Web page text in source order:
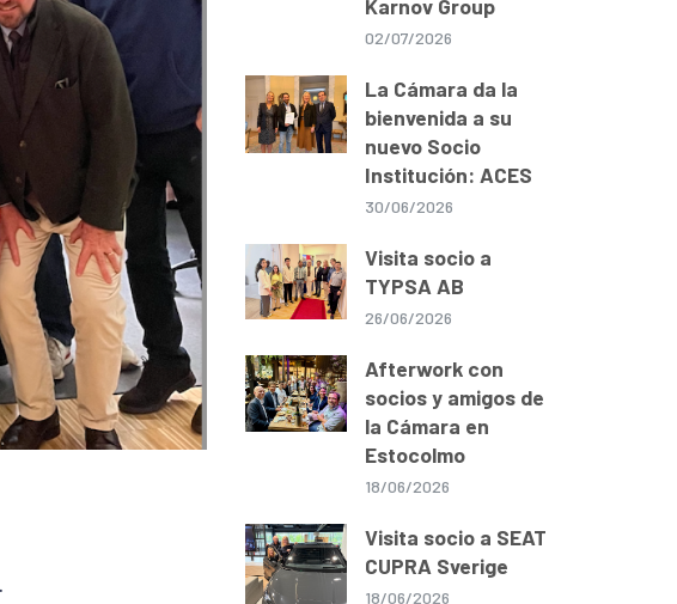
Karnov Group
02/07/2026
La Cámara da la
bienvenida a su
nuevo Socio
Institución: ACES
30/06/2026
Visita socio a
TYPSA AB
26/06/2026
Afterwork con
socios y amigos de
la Cámara en
Estocolmo
18/06/2026
Visita socio a SEAT
CUPRA Sverige
18/06/2026